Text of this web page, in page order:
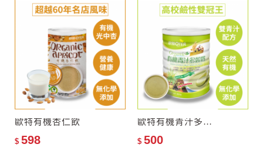
歐特有機杏仁飲
$ 598
歐特有機青汁多穀奶(罐裝)
$ 500